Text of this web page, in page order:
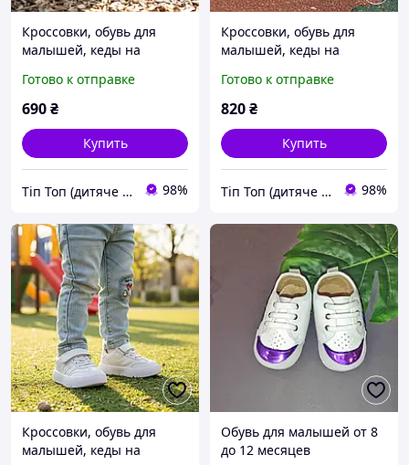
Кроссовки, обувь для
малышей, кеды на
мальчика и девочки
очень легкие. Размер
Готово к отправке
690₴
Купить
Тіп Топ (дитяче взуття) 98%
Кроссовки, обувь для
малышей, кеды на
девочки на липучке
нарядные белые. Размер
Готово к отправке
820₴
Купить
Тіп Топ (дитяче взуття) 98%
Кроссовки, обувь для
малышей, кеды на
Обувь для малышей от 8
до 12 месяцев